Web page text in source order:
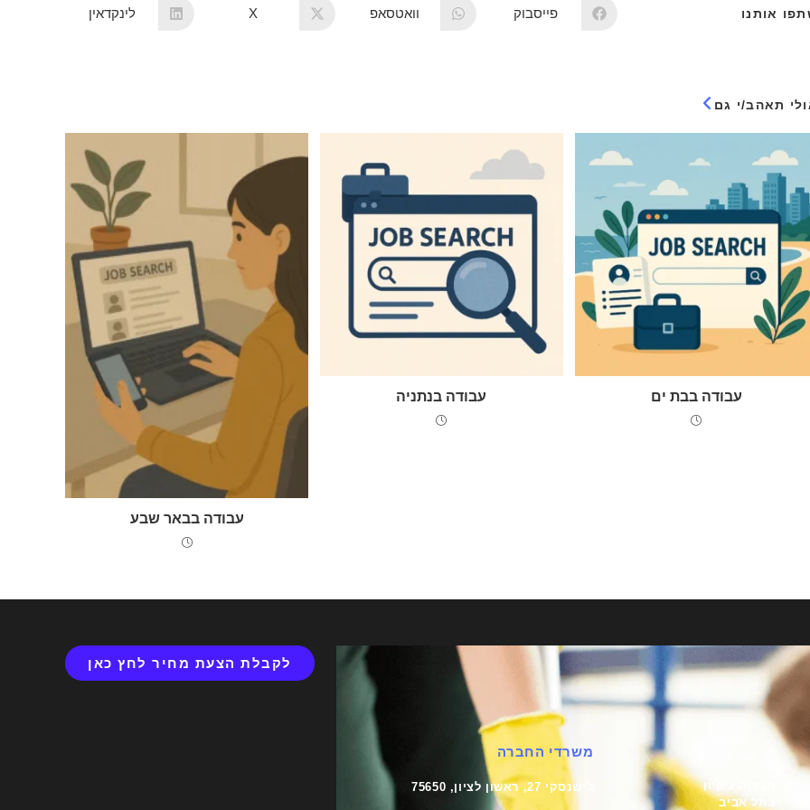
אותנו פייסבוק וואטסאפ X לינקדאין
תאהב/י גם
עבודה בבאר שבע
עבודה בנתניה עבודה בבת ים
חברות ניקיון
בתל אביב
משרדי החברה
לישנסקי 27, ראשון לציון, 75650
לקבלת הצעת מחיר לחץ כאן